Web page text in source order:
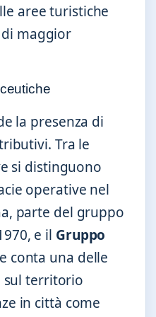
aree turistiche
maggior
la presenza di
Tra le
si distinguono
operative nel
parte del gruppo
e il Gruppo
conta una delle
sul territorio
in città come